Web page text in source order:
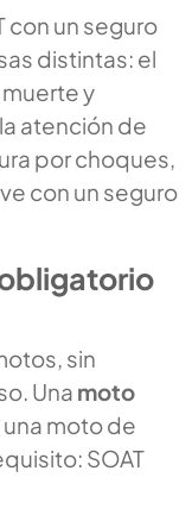
con un seguro
distintas: el
y
atención de
por choques,
con un seguro
sin
Una moto
moto de
SOAT